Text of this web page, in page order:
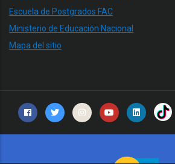
Escuela de Postgrados FAC
Ministerio de Educación Nacional
Mapa del sitio